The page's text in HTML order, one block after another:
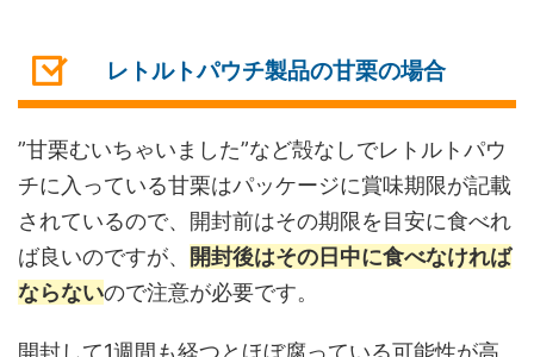
レトルトパウチ製品の甘栗の場合
”甘栗むいちゃいました”など殻なしでレトルトパウ
チに入っている甘栗はパッケージに賞味期限が記載
されているので、開封前はその期限を目安に食べれ
ば良いのですが、
開封後はその日中に食べなければ
ならないので注意が必要です。
開封して1週間も経つとほぼ腐っている可能性が高